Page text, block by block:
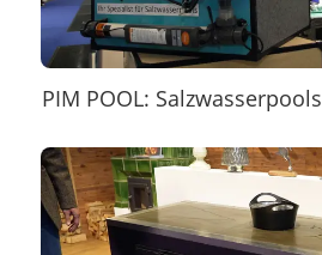
PIM POOL: Salzwasserpools